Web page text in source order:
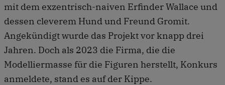
mit dem exzentrisch-naiven Erfinder Wallace und
dessen cleverem Hund und Freund Gromit.
Angekündigt wurde das Projekt vor knapp drei
Jahren. Doch als 2023 die Firma, die die
Modelliermasse für die Figuren herstellt, Konkurs
anmeldete, stand es auf der Kippe.